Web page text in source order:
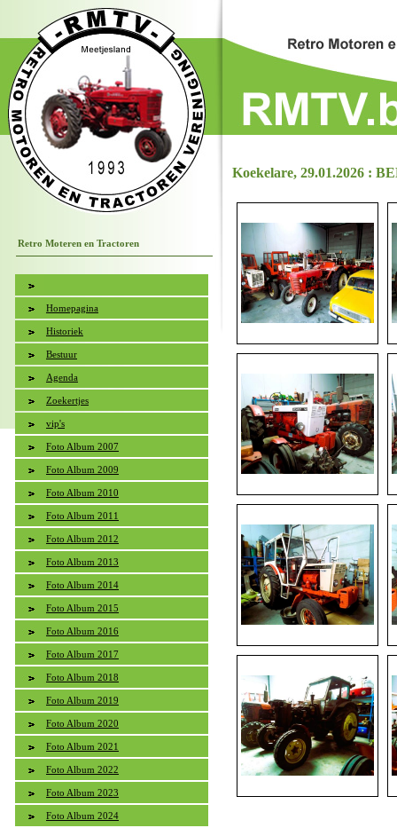
Retro Moteren en Tractoren
Homepagina
Historiek
Bestuur
Agenda
Zoekertjes
vip's
Foto Album 2007
Foto Album 2009
Foto Album 2010
Foto Album 2011
Foto Album 2012
Foto Album 2013
Foto Album 2014
Foto Album 2015
Foto Album 2016
Foto Album 2017
Foto Album 2018
Foto Album 2019
Foto Album 2020
Foto Album 2021
Foto Album 2022
Foto Album 2023
Foto Album 2024
Koekelare, 29.01.2026 :